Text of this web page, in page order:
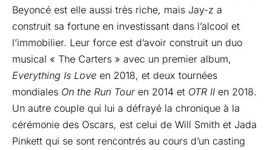
Beyoncé est elle aussi très riche, mais Jay-z a
construit sa fortune en investissant dans l’alcool et
l’immobilier. Leur force est d’avoir construit un duo
musical « The Carters » avec un premier album,
Everything Is Love en 2018, et deux tournées
mondiales On the Run Tour en 2014 et OTR II en 2018.
Un autre couple qui lui a défrayé la chronique à la
cérémonie des Oscars, est celui de Will Smith et Jada
Pinkett qui se sont rencontrés au cours d’un casting